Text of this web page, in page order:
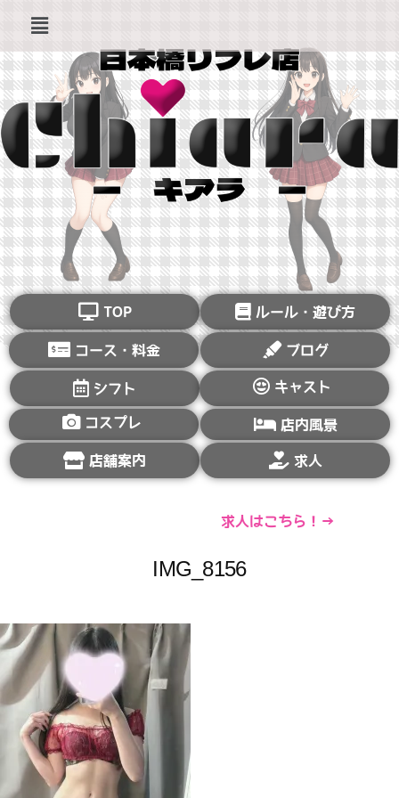
TOP ルール・遊び方
コース・料金 ブログ
シフト キャスト
コスプレ 店内風景
店舗案内 求人
求人はこちら！→
IMG_8156